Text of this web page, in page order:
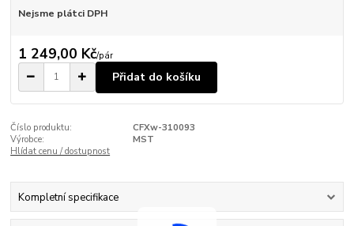
Nejsme plátci DPH
1 249,00 Kč/pár
Přidat do košíku
Číslo produktu:
CFXw-310093
Výrobce:
MST
Hlídat cenu / dostupnost
Kompletní specifikace